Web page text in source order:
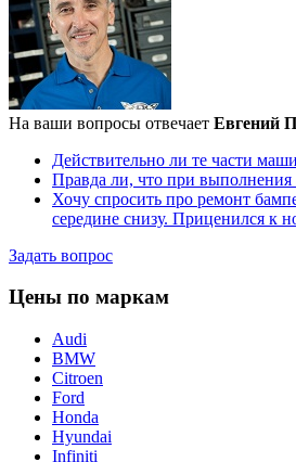
На ваши вопросы отвечает Евгений
Действительно ли те части
Правда ли, что при выполнения
Хочу спросить про ремонт
середине снизу. Приценился к
Задать вопрос
Цены по маркам
Audi
BMW
Citroen
Ford
Honda
Hyundai
Infiniti